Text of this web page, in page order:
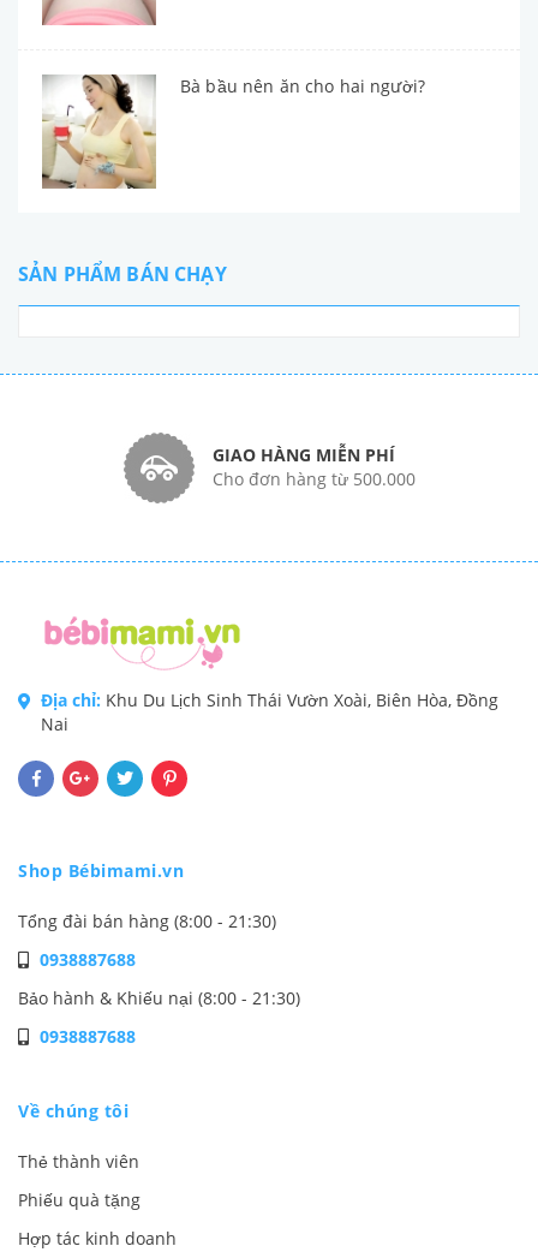
Bà bầu nên ăn cho hai người?
SẢN PHẨM BÁN CHẠY
GIAO HÀNG MIỄN PHÍ
Cho đơn hàng từ 500.000
Địa chỉ: Khu Du Lịch Sinh Thái Vườn Xoài, Biên Hòa, Đồng
Nai
Shop Bébimami.vn
Tổng đài bán hàng (8:00 - 21:30)
0938887688
Bảo hành & Khiếu nại (8:00 - 21:30)
0938887688
Về chúng tôi
Thẻ thành viên
Phiếu quà tặng
Hợp tác kinh doanh